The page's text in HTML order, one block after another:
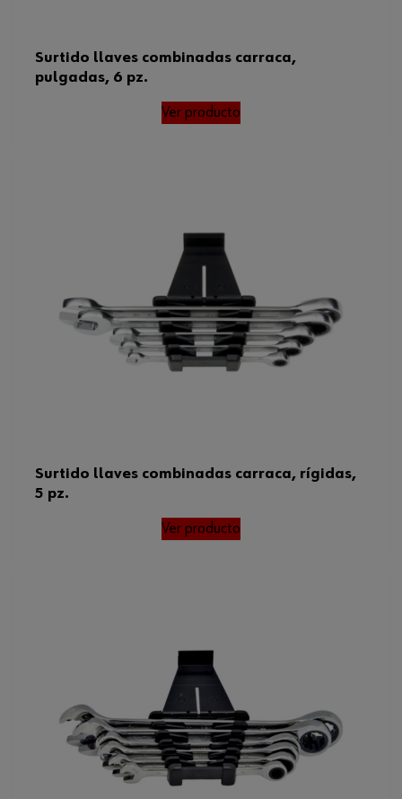
Surtido llaves combinadas carraca,
pulgadas, 6 pz.
Ver producto
Surtido llaves combinadas carraca, rígidas,
5 pz.
Ver producto